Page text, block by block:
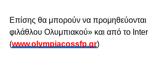
Επίσης θα μπορούν να προμηθεύονται
φιλάθλου Ολυμπιακού» και από το
(www.olympiacossfp.gr)